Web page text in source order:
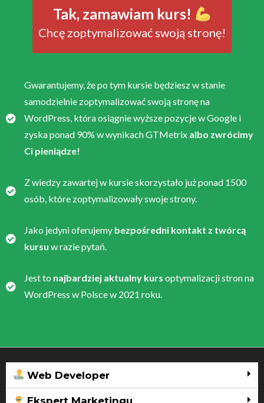
Tak, zamawiam kurs!
Chcę zoptymalizować swoją stronę!
Gwarantujemy, że po tym kursie będziesz w stanie
samodzielnie zoptymalizować swoją stronę na
WordPress, która osiągnie wyższe pozycje w Google i
zyska ponad 90% w wynikach GTMetrix albo zwrócimy
Ci pieniądze!
Z wiedzy zawartej w kursie skorzystało już ponad 1500
osób, które zoptymalizowały swoje strony.
Jako jedyni oferujemy bezpośredni kontakt z twórcą
kursu w razie pytań.
Jest to najbardziej aktualny kurs optymalizacji stron na
WordPress w Polsce w 2021 roku.
Web Developer